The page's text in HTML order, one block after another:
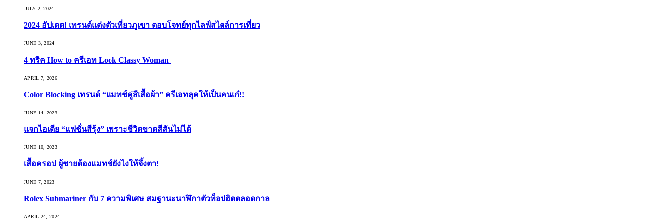
JULY 2, 2024
2024 อัปเดต! เทรนด์แต่งตัวเที่ยวภูเขา ตอบโจทย์ทุกไลฟ์สไตล์การเที่ยว
JUNE 3, 2024
4 ทริค How to ครีเอท Look Classy Woman
APRIL 7, 2026
Color Blocking เทรนด์ “แมทช์คู่สีเสื้อผ้า” ครีเอทลุคให้เป็นคนเก๋!!
JUNE 14, 2023
แจกไอเดีย “แฟชั่นสีรุ้ง” เพราะชีวิตขาดสีสันไม่ได้
JUNE 10, 2023
เสื้อครอป ผู้ชายต้องแมทช์ยังไงให้จึ้งตา!
JUNE 7, 2023
Rolex Submariner กับ 7 ความพิเศษ สมฐานะนาฬิกาตัวท็อปฮิตตลอดกาล
APRIL 24, 2024